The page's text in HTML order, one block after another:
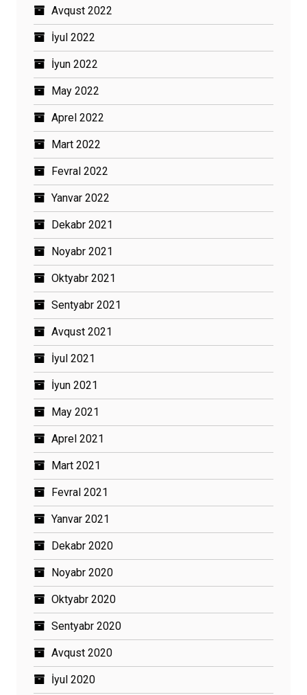
Avqust 2022
İyul 2022
İyun 2022
May 2022
Aprel 2022
Mart 2022
Fevral 2022
Yanvar 2022
Dekabr 2021
Noyabr 2021
Oktyabr 2021
Sentyabr 2021
Avqust 2021
İyul 2021
İyun 2021
May 2021
Aprel 2021
Mart 2021
Fevral 2021
Yanvar 2021
Dekabr 2020
Noyabr 2020
Oktyabr 2020
Sentyabr 2020
Avqust 2020
İyul 2020